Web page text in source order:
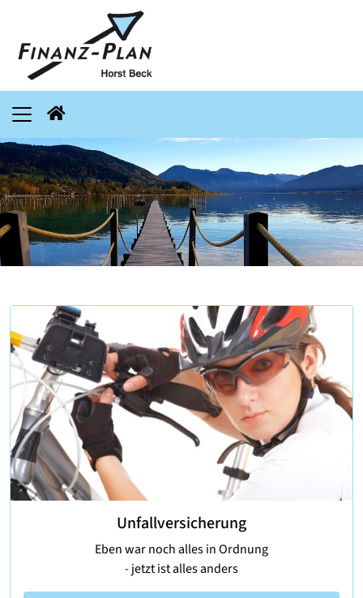
Unfallversicherung
Eben war noch alles in Ordnung
- jetzt ist alles anders